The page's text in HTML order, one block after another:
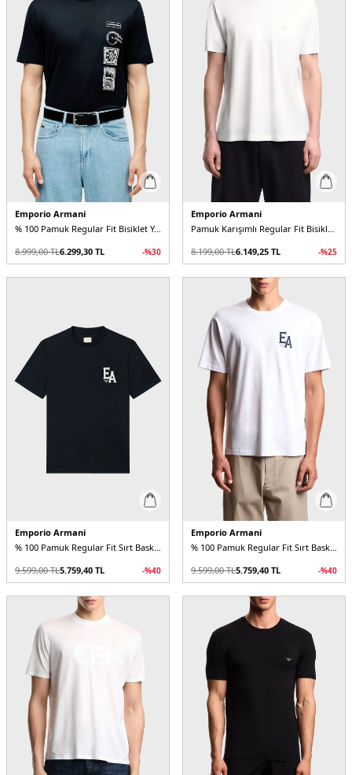
Emporio Armani
% 100 Pamuk Regular Fit Bisiklet Yaka Baskılı Erkek T Shirt
8.999,00TL6.299,30 TL -%30
Emporio Armani
Pamuk Karışımlı Regular Fit Bisiklet Yaka Erkek T Shirt
8.199,00TL6.149,25 TL -%25
Emporio Armani
% 100 Pamuk Regular Fit Sırt Baskılı Erkek T Shirt
9.599,00TL5.759,40 TL -%40
Emporio Armani
% 100 Pamuk Regular Fit Sırt Baskılı Erkek T Shirt
9.599,00TL5.759,40 TL -%40